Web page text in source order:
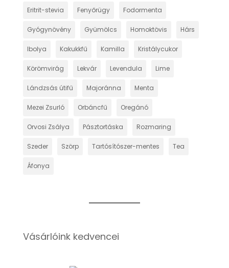
Eritrit-stevia Fenyőrügy Fodormenta
Gyógynövény Gyümölcs Homoktövis Hárs
Ibolya Kakukkfű Kamilla Kristálycukor
Körömvirág Lekvár Levendula Lime
Lándzsás útifű Majoránna Menta
Mezei Zsurló Orbáncfű Oregánó
Orvosi Zsálya Pásztortáska Rozmaring
Szeder Szörp Tartósítószer-mentes Tea
Áfonya
Vásárlóink kedvencei